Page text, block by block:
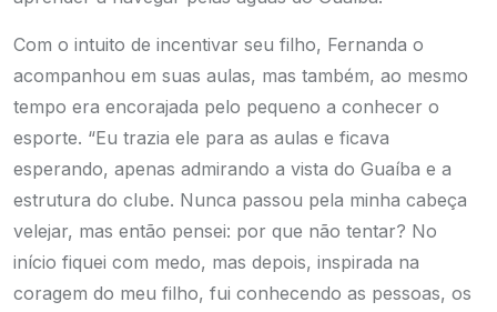
Com o intuito de incentivar seu filho, Fernanda o
acompanhou em suas aulas, mas também, ao mesmo
tempo era encorajada pelo pequeno a conhecer o
esporte. “Eu trazia ele para as aulas e ficava
esperando, apenas admirando a vista do Guaíba e a
estrutura do clube. Nunca passou pela minha cabeça
velejar, mas então pensei: por que não tentar? No
início fiquei com medo, mas depois, inspirada na
coragem do meu filho, fui conhecendo as pessoas, os